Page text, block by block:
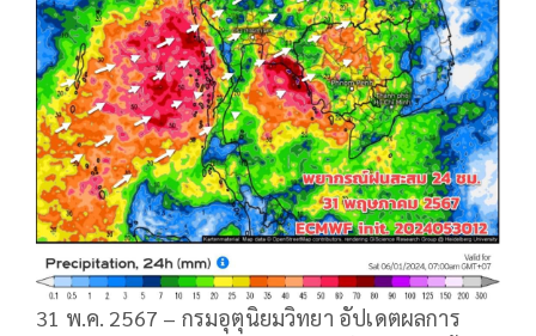
31 พ.ค. 2567 – กรมอุตุนิยมวิทยา อัปเดตผลการ